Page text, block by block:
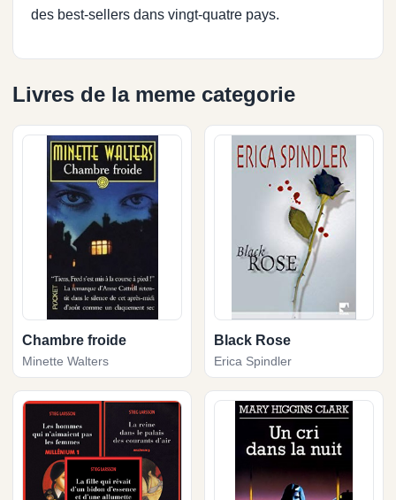
des best-sellers dans vingt-quatre pays.
Livres de la meme categorie
Chambre froide
Minette Walters
Black Rose
Erica Spindler